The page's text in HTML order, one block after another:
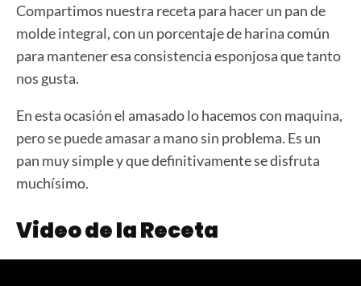
Compartimos nuestra receta para hacer un pan de
molde integral, con un porcentaje de harina común
para mantener esa consistencia esponjosa que tanto
nos gusta.
En esta ocasión el amasado lo hacemos con maquina,
pero se puede amasar a mano sin problema. Es un
pan muy simple y que definitivamente se disfruta
muchísimo.
Video de la Receta